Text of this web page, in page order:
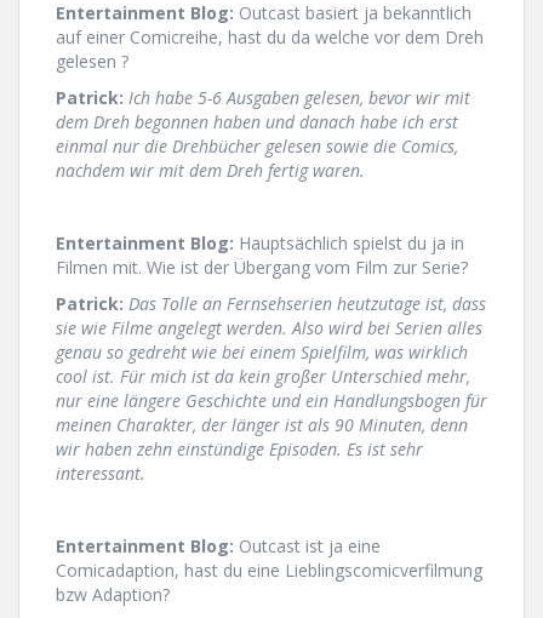
Entertainment Blog: Outcast basiert ja bekanntlich
auf einer Comicreihe, hast du da welche vor dem Dreh
gelesen ?
Patrick: Ich habe 5-6 Ausgaben gelesen, bevor wir mit
dem Dreh begonnen haben und danach habe ich erst
einmal nur die Drehbücher gelesen sowie die Comics,
nachdem wir mit dem Dreh fertig waren.
Entertainment Blog: Hauptsächlich spielst du ja in
Filmen mit. Wie ist der Übergang vom Film zur Serie?
Patrick: Das Tolle an Fernsehserien heutzutage ist, dass
sie wie Filme angelegt werden. Also wird bei Serien alles
genau so gedreht wie bei einem Spielfilm, was wirklich
cool ist. Für mich ist da kein großer Unterschied mehr,
nur eine längere Geschichte und ein Handlungsbogen für
meinen Charakter, der länger ist als 90 Minuten, denn
wir haben zehn einstündige Episoden. Es ist sehr
interessant.
Entertainment Blog: Outcast ist ja eine
Comicadaption, hast du eine Lieblingscomicverfilmung
bzw Adaption?